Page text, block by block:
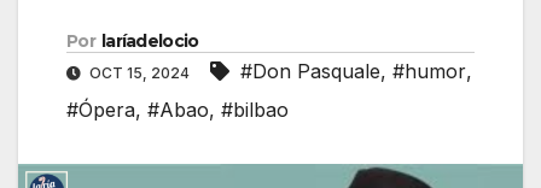
Por laríadelocio
OCT 15, 2024 #Don Pasquale, #humor,
#Ópera, #Abao, #bilbao